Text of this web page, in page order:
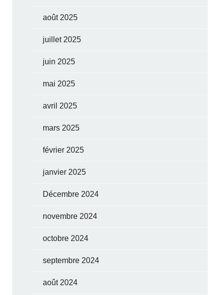
août 2025
juillet 2025
juin 2025
mai 2025
avril 2025
mars 2025
février 2025
janvier 2025
Décembre 2024
novembre 2024
octobre 2024
septembre 2024
août 2024